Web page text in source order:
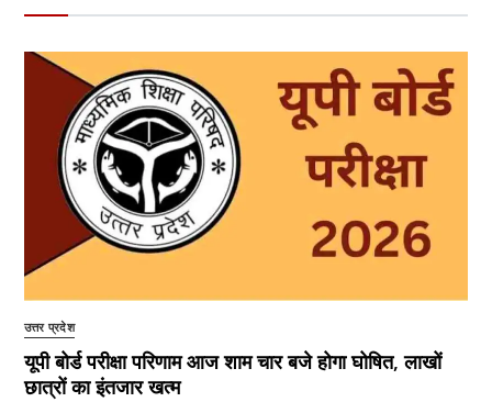
उत्तर प्रदेश
यूपी बोर्ड परीक्षा परिणाम आज शाम चार बजे होगा घोषित, लाखों
छात्रों का इंतजार खत्म